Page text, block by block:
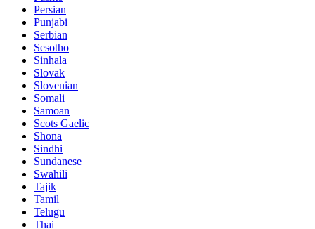
Persian
Punjabi
Serbian
Sesotho
Sinhala
Slovak
Slovenian
Somali
Samoan
Scots Gaelic
Shona
Sindhi
Sundanese
Swahili
Tajik
Tamil
Telugu
Thai